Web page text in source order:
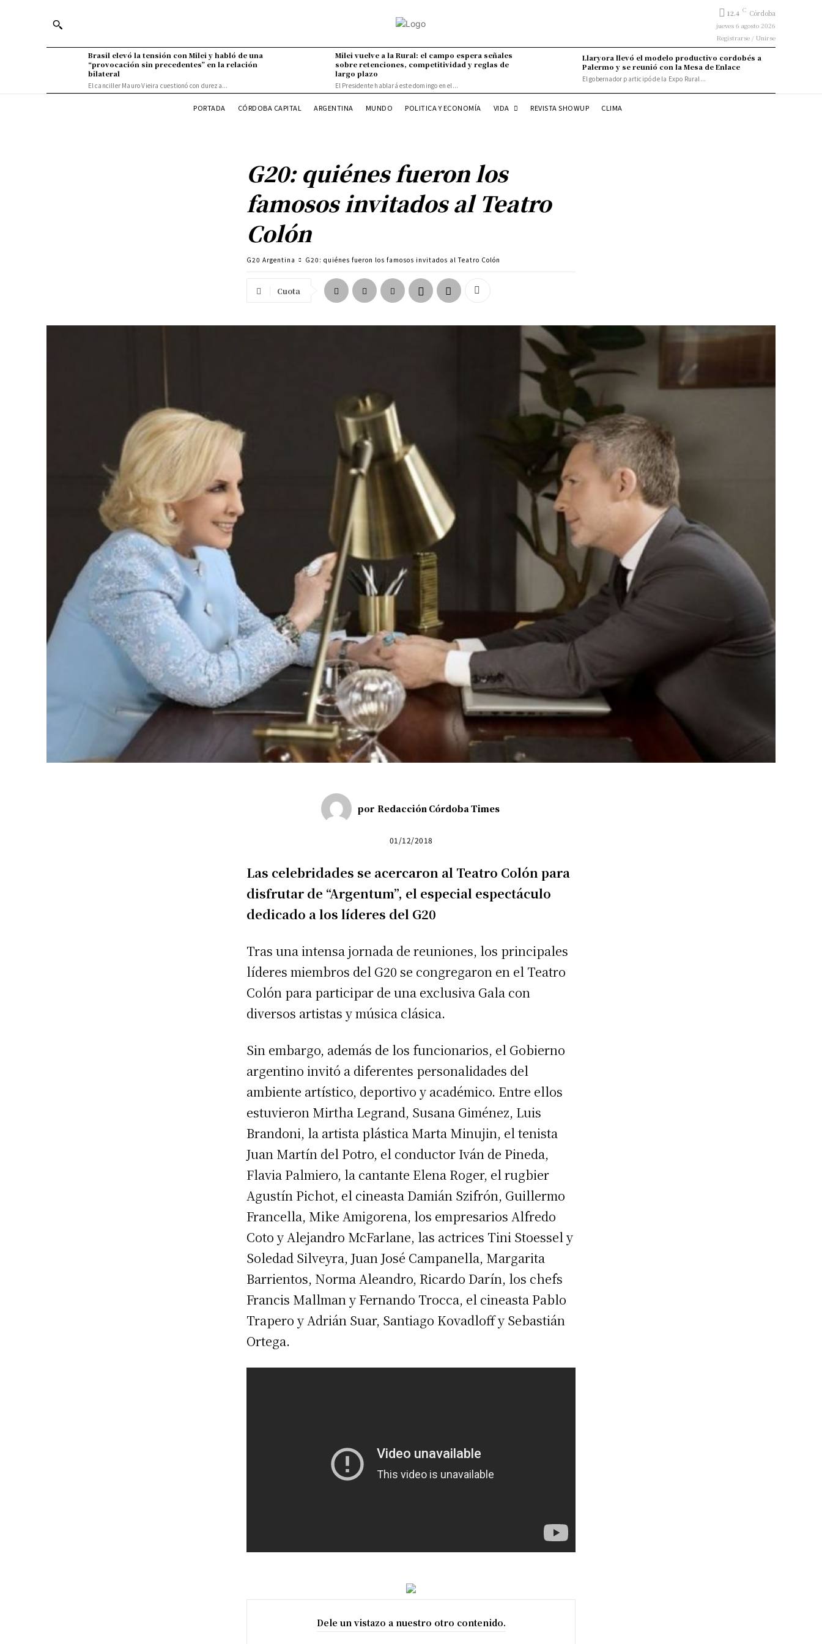
12.4 C Córdoba
jueves 6 agosto 2026
Registrarse / Unirse
Brasil elevó la tensión con Milei y habló de una
“provocación sin precedentes” en la relación
bilateral
El canciller Mauro Vieira cuestionó con dureza...
Milei vuelve a la Rural: el campo espera señales
sobre retenciones, competitividad y reglas de
largo plazo
El Presidente hablará este domingo en el...
Llaryora llevó el modelo productivo cordobés a
Palermo y se reunió con la Mesa de Enlace
El gobernador participó de la Expo Rural...
PORTADA CÓRDOBA CAPITAL ARGENTINA MUNDO POLITICA Y ECONOMÍA VIDA REVISTA SHOWUP CLIMA
G20: quiénes fueron los
famosos invitados al Teatro
Colón
G20 Argentina G20: quiénes fueron los famosos invitados al Teatro Colón
Cuota
por Redacción Córdoba Times
01/12/2018
Las celebridades se acercaron al Teatro Colón para
disfrutar de “Argentum”, el especial espectáculo
dedicado a los líderes del G20
Tras una intensa jornada de reuniones, los principales
líderes miembros del G20 se congregaron en el Teatro
Colón para participar de una exclusiva Gala con
diversos artistas y música clásica.
Sin embargo, además de los funcionarios, el Gobierno
argentino invitó a diferentes personalidades del
ambiente artístico, deportivo y académico. Entre ellos
estuvieron Mirtha Legrand, Susana Giménez, Luis
Brandoni, la artista plástica Marta Minujin, el tenista
Juan Martín del Potro, el conductor Iván de Pineda,
Flavia Palmiero, la cantante Elena Roger, el rugbier
Agustín Pichot, el cineasta Damián Szifrón, Guillermo
Francella, Mike Amigorena, los empresarios Alfredo
Coto y Alejandro McFarlane, las actrices Tini Stoessel y
Soledad Silveyra, Juan José Campanella, Margarita
Barrientos, Norma Aleandro, Ricardo Darín, los chefs
Francis Mallman y Fernando Trocca, el cineasta Pablo
Trapero y Adrián Suar, Santiago Kovadloff y Sebastián
Ortega.
Dele un vistazo a nuestro otro contenido.